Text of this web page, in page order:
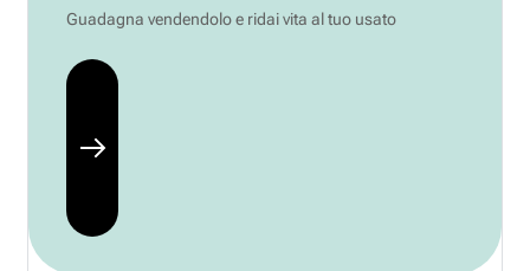
Guadagna vendendolo e ridai vita al tuo usato